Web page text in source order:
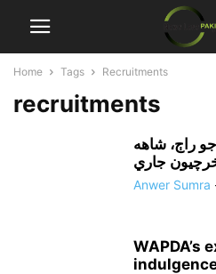
Home Tags Recruitments
recruitments
راڄ، شاهه
جاري
Anwer Sumra
WAPDA’s